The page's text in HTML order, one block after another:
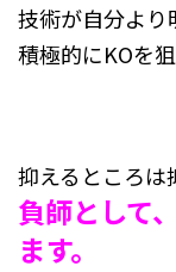
技術が自分より
積極的にKOを
抑えるところは
負師として
ます。